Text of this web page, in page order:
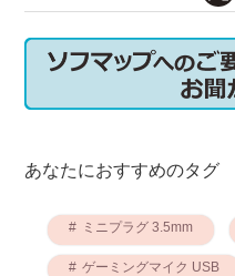
あなたにおすすめのタグ
ミニプラグ 3.5mm
ゲーミングマイク USB